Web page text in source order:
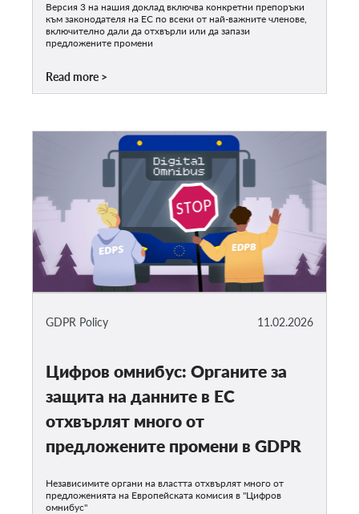
Версия 3 на нашия доклад включва конкретни препоръки
към законодателя на ЕС по всеки от най-важните членове,
включително дали да отхвърли или да запази
предложените промени
Read more
11.02.2026
GDPR Policy
Цифров омнибус: Органите за
защита на данните в ЕС
отхвърлят много от
предложените промени в GDPR
Независимите органи на властта отхвърлят много от
предложенията на Европейската комисия в "Цифров
омнибус"